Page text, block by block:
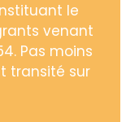
le
venant
Pas moins
transité sur